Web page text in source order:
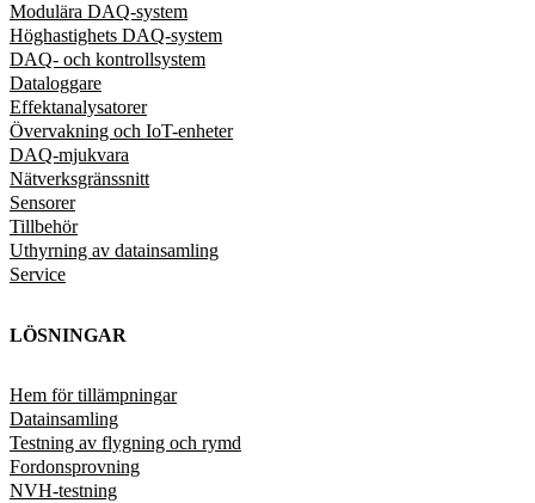
Modulära DAQ-system
Höghastighets DAQ-system
DAQ- och kontrollsystem
Dataloggare
Effektanalysatorer
Övervakning och IoT-enheter
DAQ-mjukvara
Nätverksgränssnitt
Sensorer
Tillbehör
Uthyrning av datainsamling
Service
LÖSNINGAR
Hem för tillämpningar
Datainsamling
Testning av flygning och rymd
Fordonsprovning
NVH-testning